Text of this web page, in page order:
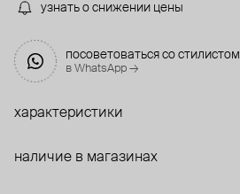
узнать о снижении цены
посоветоваться со стилистом
в WhatsApp →
характеристики
наличие в магазинах